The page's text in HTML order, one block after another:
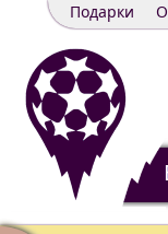
Подарки